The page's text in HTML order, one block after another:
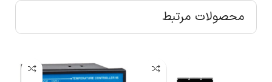
محصولات مرتبط